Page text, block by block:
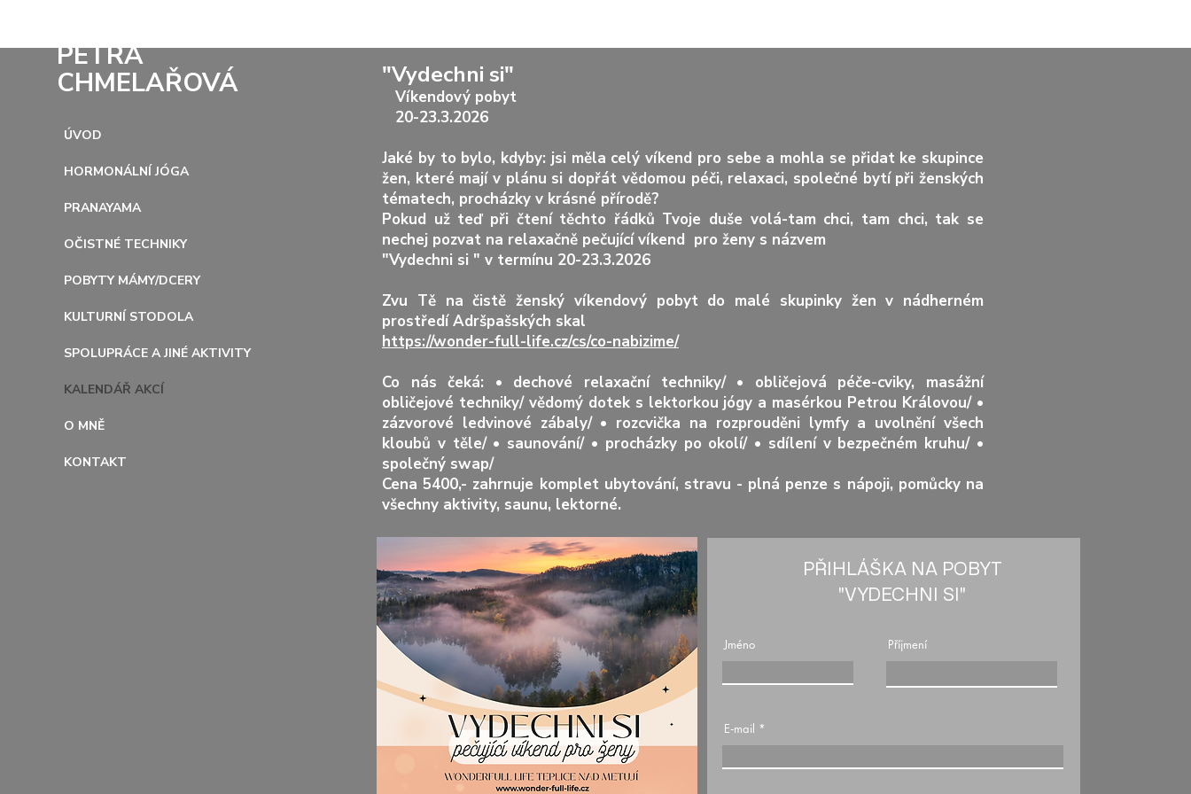
ÚVOD
HORMONÁLNÍ JÓGA
PRANAYAMA
OČISTNÉ TECHNIKY
POBYTY MÁMY/DCERY
KULTURNÍ STODOLA
SPOLUPRÁCE A JINÉ AKTIVITY
KALENDÁŘ AKCÍ
O MNĚ
KONTAKT
PETRA
CHMELAŘOVÁ "Vydechni si"
Víkendový pobyt
20-23.3.2026
Jaké by to bylo, kdyby: jsi měla celý víkend pro sebe a mohla se přidat ke skupince
žen, které mají v plánu si dopřát vědomou péči, relaxaci, společné bytí při ženských
tématech, procházky v krásné přírodě?
Pokud už teď při čtení těchto řádků Tvoje duše volá-tam chci, tam chci, tak se
nechej pozvat na relaxačně pečující víkend pro ženy s názvem
"Vydechni si " v termínu 20-23.3.2026
Zvu Tě na čistě ženský víkendový pobyt do malé skupinky žen v nádherném
prostředí Adršpašských skal
https://wonder-full-life.cz/cs/co-nabizime/
Co nás čeká: • dechové relaxační techniky/ • obličejová péče-cviky, masážní
obličejové techniky/ vědomý dotek s lektorkou jógy a masérkou Petrou Královou/ •
zázvorové ledvinové zábaly/ • rozcvička na rozprouděni lymfy a uvolnění všech
kloubů v těle/ • saunování/ • procházky po okolí/ • sdílení v bezpečném kruhu/ •
společný swap/
Cena 5400,- zahrnuje komplet ubytování, stravu - plná penze s nápoji, pomůcky na
všechny aktivity, saunu, lektorné.
PŘIHLÁŠKA NA POBYT
"VYDECHNI SI"
Jméno Příjmení
E‑mail